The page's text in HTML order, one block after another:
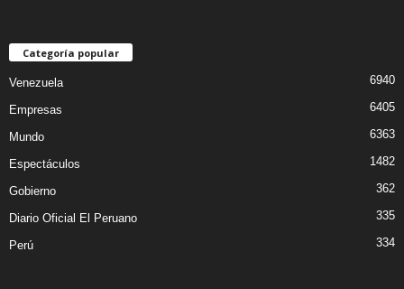
Categoría popular
Venezuela 6940
Empresas 6405
Mundo 6363
Espectáculos 1482
Gobierno 362
Diario Oficial El Peruano 335
Perú 334